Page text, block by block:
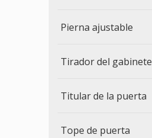
Pierna ajustable
Tirador del gabinete
Titular de la puerta
Tope de puerta